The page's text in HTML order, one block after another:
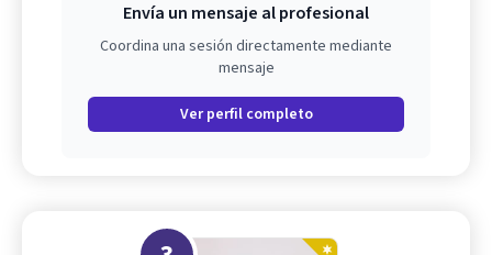
Envía un mensaje al profesional
Coordina una sesión directamente mediante
mensaje
Ver perfil completo